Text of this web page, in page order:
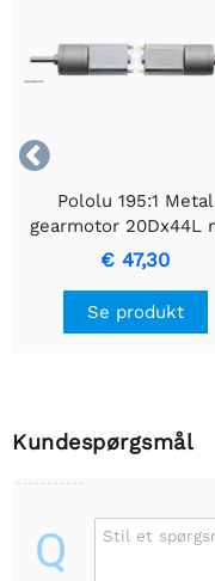

Pololu 195:1 Metal
gearmotor 20Dx44L
6V CB med
motoraksel
€ 47,30
Se produkt
Kundespørgsmål
Q Stil et